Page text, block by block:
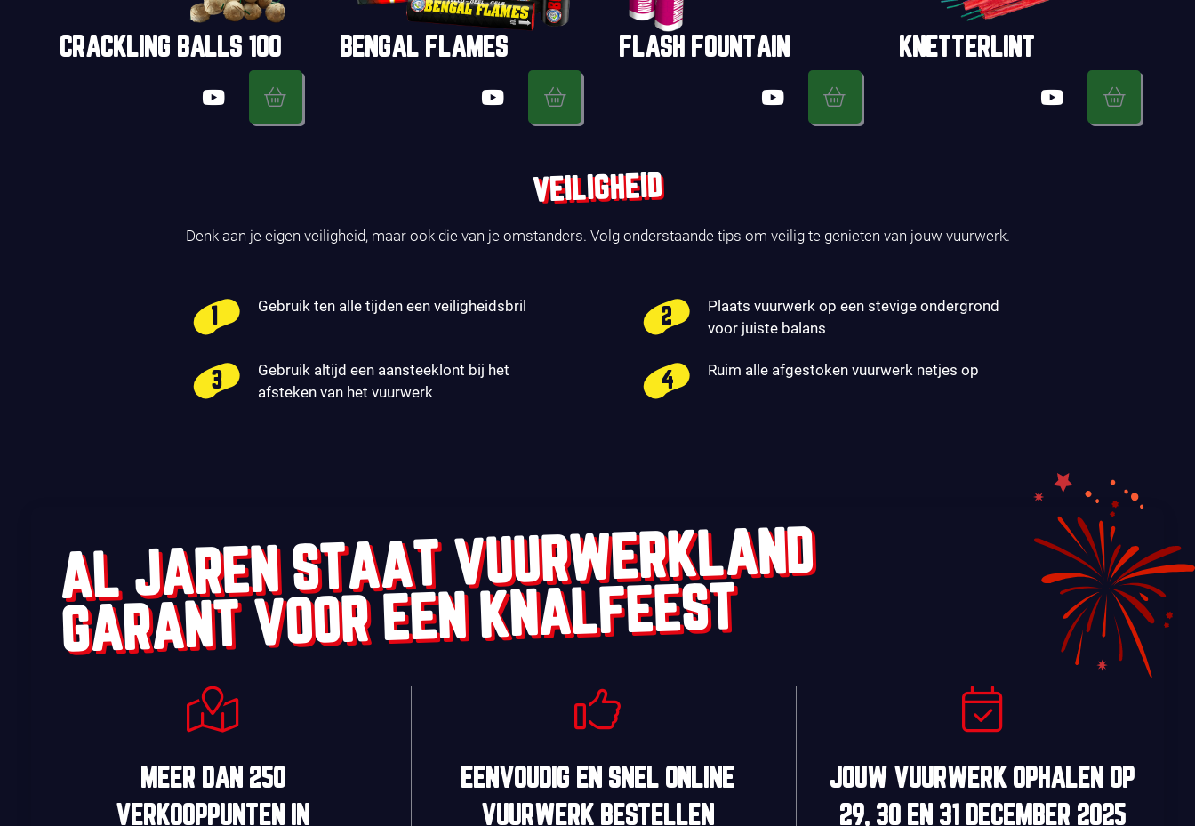
CRACKLING BALLS 100 BENGAL FLAMES FLASH FOUNTAIN KNETTERLINT
VEILIGHEID
Denk aan je eigen veiligheid, maar ook die van je omstanders. Volg onderstaande tips om veilig te genieten van jouw vuurwerk.
Gebruik ten alle tijden een veiligheidsbril
Plaats vuurwerk op een stevige ondergrond
voor juiste balans
Gebruik altijd een aansteeklont bij het
afsteken van het vuurwerk
Ruim alle afgestoken vuurwerk netjes op
AL JAREN STAAT VUURWERKLAND
GARANT VOOR EEN KNALFEEST
MEER DAN 250
VERKOOPPUNTEN IN
EENVOUDIG EN SNELONLINE
VUURWERK BESTELLEN
JOUW VUURWERK OPHALEN OP
29, 30EN 31 DECEMBER 2025